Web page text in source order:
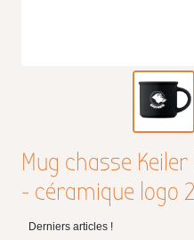
Mug chasse
- céramique logo 2
Derniers articles !